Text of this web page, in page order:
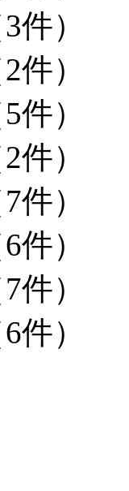
3件）
2件）
5件）
2件）
7件）
6件）
7件）
6件）